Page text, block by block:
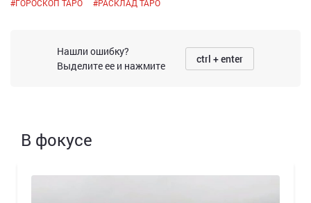
#ГОРОСКОП ТАРО #РАСКЛАД ТАРО
Нашли ошибку?
Выделите ее и нажмите
ctrl + enter
В фокусе